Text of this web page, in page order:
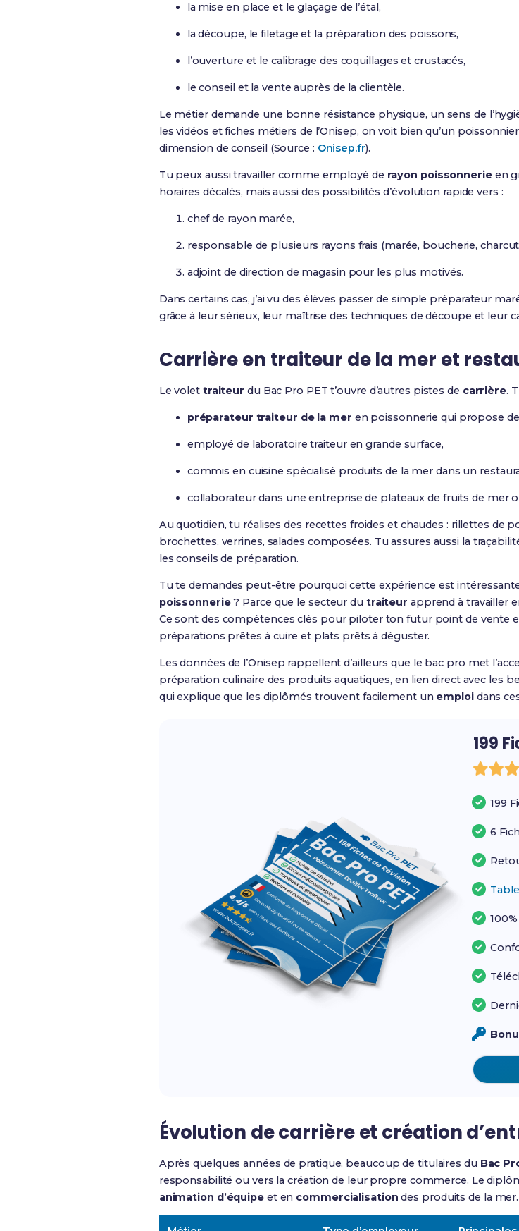
la mise en place et le glaçage de l’étal,
la découpe, le filetage et la préparation des poissons,
l’ouverture et le calibrage des coquillages et crustacés,
le conseil et la vente auprès de la clientèle.
Le métier demande une bonne résistance physique, un sens de
les vidéos et fiches métiers de l’Onisep, on voit bien qu’un
dimension de conseil (Source : Onisep.fr).
Tu peux aussi travailler comme employé de rayon poissonnerieen
horaires décalés, mais aussi des possibilités d’évolution rapide vers :
chef de rayon marée,
responsable de plusieurs rayons frais (marée, boucherie,
adjoint de direction de magasin pour les plus motivés.
Dans certains cas, j’ai vu des élèves passer de simple préparateur
grâce à leur sérieux, leur maîtrise des techniques de découpe et leur
Carrière en traiteur de la mer et
Le volet traiteur du Bac Pro PET t’ouvre d’autres pistes de carrière.
préparateur traiteur de la mer en poissonnerie qui propose
employé de laboratoire traiteur en grande surface,
commis en cuisine spécialisé produits de la mer dans un
collaborateur dans une entreprise de plateaux de fruits de mer
Au quotidien, tu réalises des recettes froides et chaudes : rillettes de
brochettes, verrines, salades composées. Tu assures aussi la
les conseils de préparation.
Tu te demandes peut-être pourquoi cette expérience est
poissonnerie? Parce que le secteur du traiteur apprend à travailler
Ce sont des compétences clés pour piloter ton futur point de vente
préparations prêtes à cuire et plats prêts à déguster.
Les données de l’Onisep rappellent d’ailleurs que le bac pro met
préparation culinaire des produits aquatiques, en lien direct avec les
qui explique que les diplômés trouvent facilement un emploidans
199
199
6
100%
Évolution de carrière et création
Après quelques années de pratique, beaucoup de titulaires du Bac
responsabilité ou vers la création de leur propre commerce. Le
animation d’équipeet en commercialisation des produits de la